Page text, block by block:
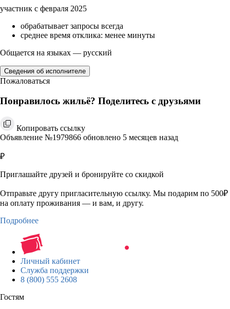
участник с февраля 2025
обрабатывает запросы всегда
среднее время отклика: менее минуты
Общается на языках — русский
Сведения об исполнителе
Пожаловаться
Понравилось жильё? Поделитесь с друзьями
Копировать ссылку
Объявление №1979866 обновлено 5 месяцев назад
₽
Приглашайте друзей и бронируйте со скидкой
Отправьте другу пригласительную ссылку. Мы подарим по 500₽
на оплату проживания — и вам, и другу.
Подробнее
Личный кабинет
Служба поддержки
8 (800) 555 2608
Гостям